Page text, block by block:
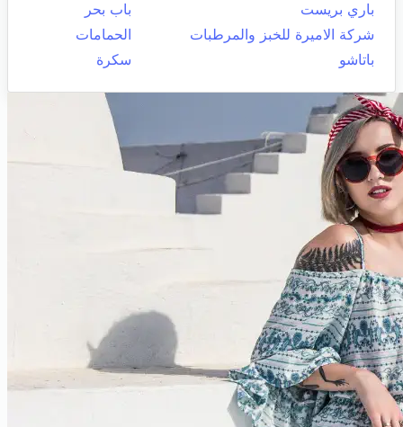
باري بريست
باب بحر
شركة الاميرة للخبز والمرطبات
الحمامات
باتاشو
سكرة